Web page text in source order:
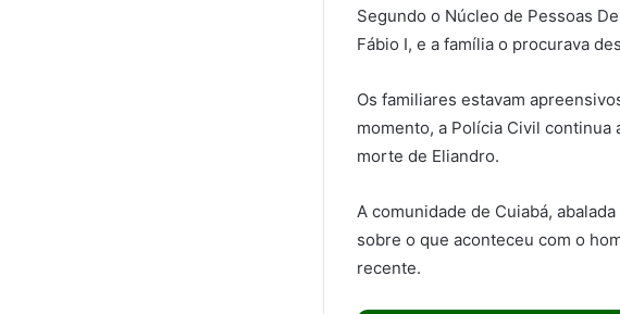
Segundo o Núcleo de Pessoas
Fábio I, e a família o procurava
Os familiares estavam
momento, a Polícia Civil continua
morte de Eliandro.
A comunidade de Cuiabá,
sobre o que aconteceu com o
recente.